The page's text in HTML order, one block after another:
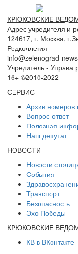
КРЮКОВСКИЕ
Адрес учредителя и
124617, г. Москва,
Редколлегия
info@zelenograd-
Учредитель - Управа
16+ ©2010-2022
СЕРВИС
Архив номеров
Вопрос-ответ
Полезная
Наш депутат
НОВОСТИ
Новости
События
Транспорт
Безопасность
Эхо Победы
КРЮКОВСКИЕ
КВ в ВКонтакте